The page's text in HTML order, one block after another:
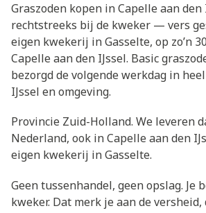
Graszoden kopen in Capelle aan den
rechtstreeks bij de kweker — vers
eigen kwekerij in Gasselte, op zo’n
Capelle aan den IJssel. Basic
bezorgd de volgende werkdag in
IJssel en omgeving.
Provincie Zuid-Holland. We leveren
Nederland, ook in Capelle aan den
eigen kwekerij in Gasselte.
Geen tussenhandel, geen opslag. Je
kweker. Dat merk je aan de